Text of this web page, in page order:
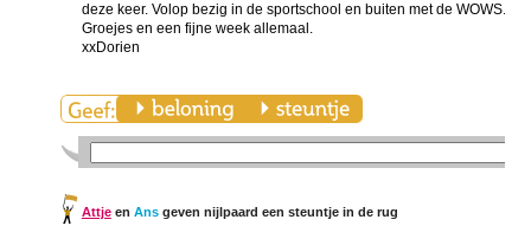
deze keer. Volop bezig in de sportschool en buiten met de WOWS.
Groejes en een fijne week allemaal.
xxDorien
Attjeen Ans geven nijlpaard een steuntje in de rug